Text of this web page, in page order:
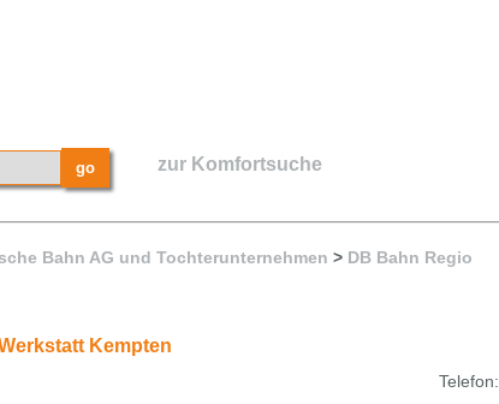
zur Komfortsuche
Bahn AG und Tochterunternehmen > DB Bahn Regio
Kempten
Telefon: